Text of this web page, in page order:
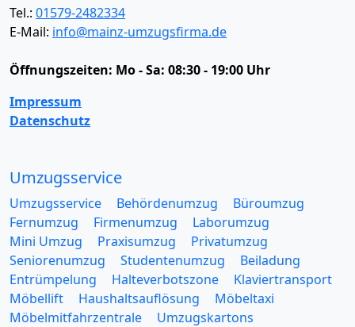
Tel.: 01579-2482334
E-Mail: info@mainz-umzugsfirma.de
Öffnungszeiten: Mo - Sa: 08:30 - 19:00 Uhr
Impressum
Datenschutz
Umzugsservice
Umzugsservice Behördenumzug
Büroumzug
Fernumzug
Firmenumzug
Laborumzug
Mini Umzug
Praxisumzug
Privatumzug
Seniorenumzug
Studentenumzug
Beiladung
Entrümpelung
Halteverbotszone
Klaviertransport
Möbellift
Haushaltsauflösung
Möbeltaxi
Möbelmitfahrzentrale
Umzugskartons